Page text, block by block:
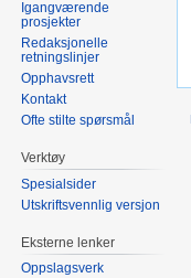
Igangværende
prosjekter
Redaksjonelle
retningslinjer
Opphavsrett
Kontakt
Ofte stilte spørsmål
Verktøy
Spesialsider
Utskriftsvennlig versjon
Eksterne lenker
Oppslagsverk